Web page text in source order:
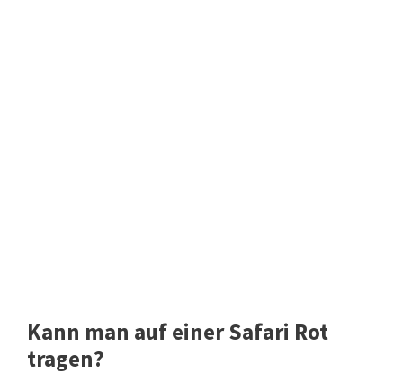
Kann man auf einer Safari Rot
tragen?